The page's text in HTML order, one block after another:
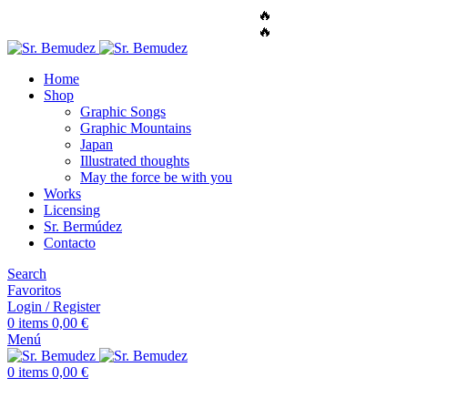
🔥
🔥
Home
Shop
Graphic Songs
Graphic Mountains
Japan
Illustrated thoughts
May the force be with you
Works
Licensing
Sr. Bermúdez
Contacto
Search
Favoritos
Login / Register
0 items 0,00 €
Menú
0 items 0,00 €